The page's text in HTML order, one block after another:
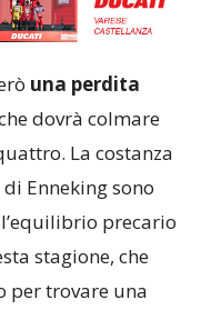
una perdita
dovrà colmare
La costanza
Enneking sono
precario
stagione, che
per trovare una